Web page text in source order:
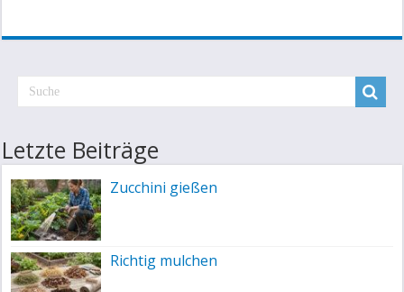
Letzte Beiträge
Zucchini gießen
Richtig mulchen